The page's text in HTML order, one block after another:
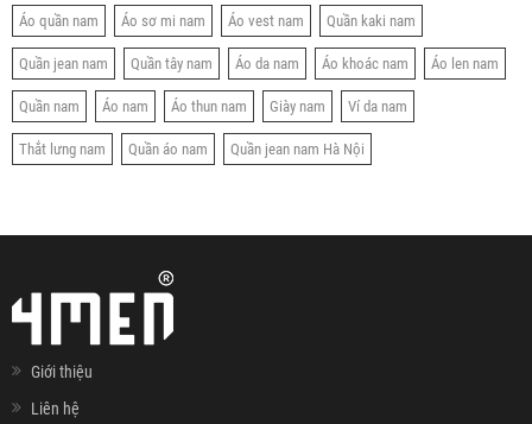
Áo quần nam Áo sơ mi nam Áo vest nam Quần kaki nam
Quần jean nam Quần tây nam Áo da nam Áo khoác nam Áo len nam
Quần nam Áo nam Áo thun nam Giày nam Ví da nam
Thắt lưng nam Quần áo nam Quần jean nam Hà Nội
Giới thiệu
Liên hệ